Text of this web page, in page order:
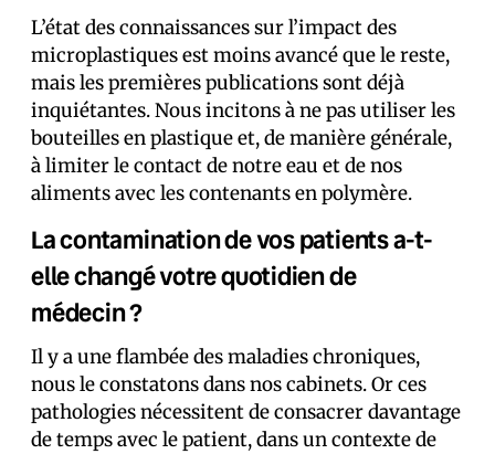
L’état des connaissances sur l’impact des
microplastiques est moins avancé que le reste,
mais les premières publications sont déjà
inquiétantes. Nous incitons à ne pas utiliser les
bouteilles en plastique et, de manière générale,
à limiter le contact de notre eau et de nos
aliments avec les contenants en polymère.
La contamination de vos patients a-t-
elle changé votre quotidien de
médecin ?
Il y a une flambée des maladies chroniques,
nous le constatons dans nos cabinets. Or ces
pathologies nécessitent de consacrer davantage
de temps avec le patient, dans un contexte de